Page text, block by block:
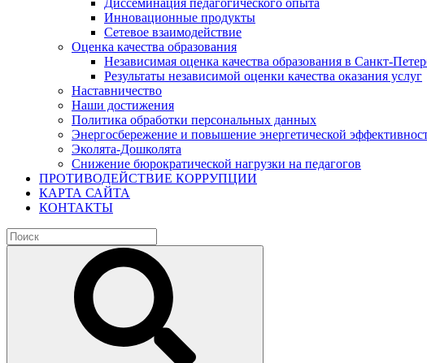
Диссеминация педагогического опыта
Инновационные продукты
Сетевое взаимодействие
Оценка качества образования
Независимая оценка качества образования в Санкт-
Результаты независимой оценки качества оказания услуг
Наставничество
Наши достижения
Политика обработки персональных данных
Энергосбережение и повышение энергетической
Эколята-Дошколята
Снижение бюрократической нагрузки на педагогов
ПРОТИВОДЕЙСТВИЕ КОРРУПЦИИ
КАРТА САЙТА
КОНТАКТЫ